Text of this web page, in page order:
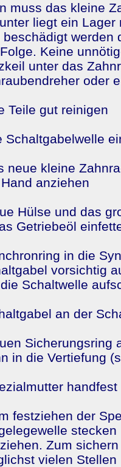
muss das kleine
liegt ein
beschädigt werden
Keine
unter das
oder
Teile gut reinigen
Schaltgabelwelle
neue kleine
anziehen
Hülse und das
Getriebeöl
in die
vorsichtig
Schaltwelle
an der
Sicherungsring
in die Vertiefung
festziehen der
Zum
vielen